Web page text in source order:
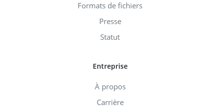
Formats de fichiers
Presse
Statut
Entreprise
À propos
Carrière